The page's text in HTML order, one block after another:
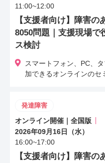
の選択肢を広く持てる
ました。
11:00~12:00
【支援者向け】障害の
8050問題｜支援現場で
ス検討
スマートフォン、PC、
加できるオンラインのセ
発達障害
オンライン開催｜全国版
2026年09月16日（水）
16:00~17:00
【支援者向け】障害の